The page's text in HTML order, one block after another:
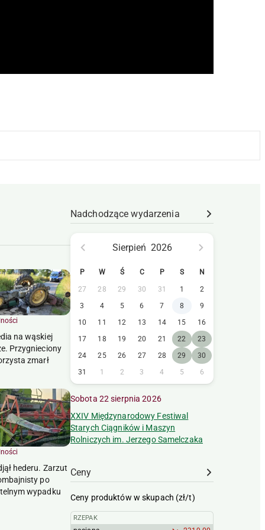
na wąskiej
Przygnieciony
zmarł
hederu. Zarzut
po
wypadku
Nadchodzące wydarzenia
Sierpień 2026
P W Ś C P S N
27 28 29 30 31 1
2
3
4 5 6 7 8
9
10
11 12 13 14 15
16
17
18 19 20 21 22
23
24
25 26 27 28 29
30
31
1 2 3 4 5 6
Sobota 22 sierpnia 2026
XXIV Międzynarodowy Festiwal
Starych Ciągników i Maszyn
Rolniczych im. Jerzego Samelczaka
Ceny
Ceny produktów w skupach (zł/t)
RZEPAK